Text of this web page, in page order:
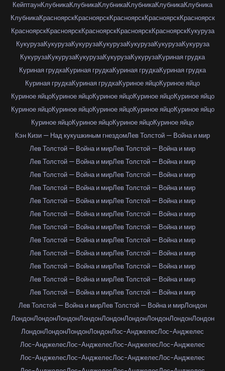
КейптаунКлубникаКлубникаКлубникаКлубникаКлубникаКлубника
КлубникаКрасноярскКрасноярскКрасноярскКрасноярскКрасноярск
КрасноярскКрасноярскКрасноярскКрасноярскКрасноярскКукуруза
КукурузаКукурузаКукурузаКукурузаКукурузаКукурузаКукуруза
КукурузаКукурузаКукурузаКукурузаКукурузаКуриная грудка
Куриная грудкаКуриная грудкаКуриная грудкаКуриная грудка
Куриная грудкаКуриная грудкаКуриное яйцоКуриное яйцо
Куриное яйцоКуриное яйцоКуриное яйцоКуриное яйцоКуриное яйцо
Куриное яйцоКуриное яйцоКуриное яйцоКуриное яйцоКуриное яйцо
Куриное яйцоКуриное яйцоКуриное яйцоКуриное яйцо
Кэн Кизи — Над кукушкиным гнездомЛев Толстой — Война и мир
Лев Толстой — Война и мирЛев Толстой — Война и мир
Лев Толстой — Война и мирЛев Толстой — Война и мир
Лев Толстой — Война и мирЛев Толстой — Война и мир
Лев Толстой — Война и мирЛев Толстой — Война и мир
Лев Толстой — Война и мирЛев Толстой — Война и мир
Лев Толстой — Война и мирЛев Толстой — Война и мир
Лев Толстой — Война и мирЛев Толстой — Война и мир
Лев Толстой — Война и мирЛев Толстой — Война и мир
Лев Толстой — Война и мирЛев Толстой — Война и мир
Лев Толстой — Война и мирЛев Толстой — Война и мир
Лев Толстой — Война и мирЛев Толстой — Война и мир
Лев Толстой — Война и мирЛев Толстой — Война и мир
Лев Толстой — Война и мирЛев Толстой — Война и мирЛондон
ЛондонЛондонЛондонЛондонЛондонЛондонЛондонЛондонЛондон
ЛондонЛондонЛондонЛондонЛос-АнджелесЛос-Анджелес
Лос-АнджелесЛос-АнджелесЛос-АнджелесЛос-Анджелес
Лос-АнджелесЛос-АнджелесЛос-АнджелесЛос-Анджелес